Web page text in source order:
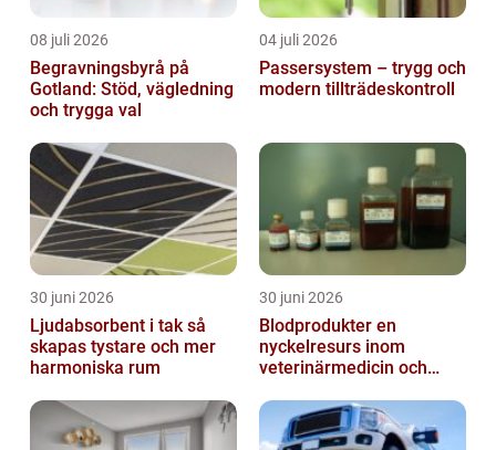
08 juli 2026
Begravningsbyrå på
Gotland: Stöd, vägledning
och trygga val
04 juli 2026
Passersystem – trygg och
modern tillträdeskontroll
30 juni 2026
Ljudabsorbent i tak så
skapas tystare och mer
harmoniska rum
30 juni 2026
Blodprodukter en
nyckelresurs inom
veterinärmedicin och